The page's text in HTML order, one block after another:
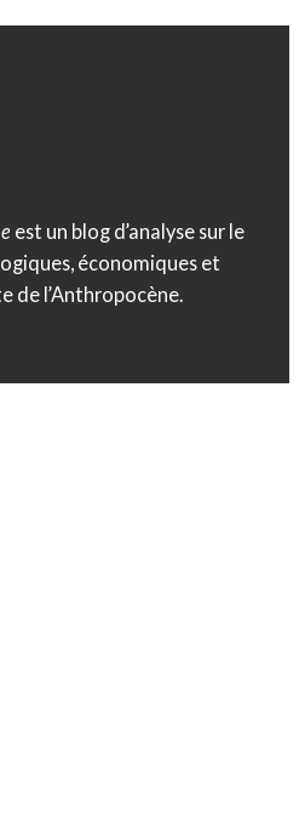
est un blog d’analyse sur le
économiques et
de l’Anthropocène.